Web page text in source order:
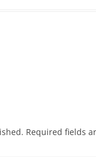
Required fields